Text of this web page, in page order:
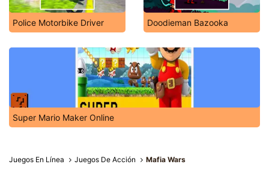
Police Motorbike Driver Doodieman Bazooka
Super Mario Maker Online
Juegos En Línea Juegos De Acción Mafia Wars